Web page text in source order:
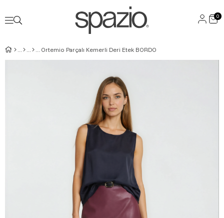
0
Ortemio Parçalı Kemerli Deri Etek BORDO